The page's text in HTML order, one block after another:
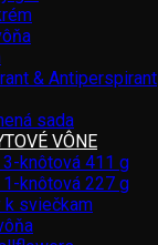
& Antiperspirant
sada
VÔNE
knôtová 411 g
knôtová 227 g
k sviečkam